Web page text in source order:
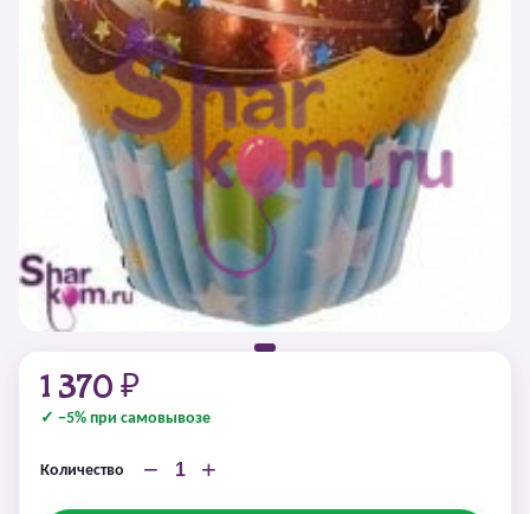
1 370 ₽
✓ −5% при самовывозе
Количество − +